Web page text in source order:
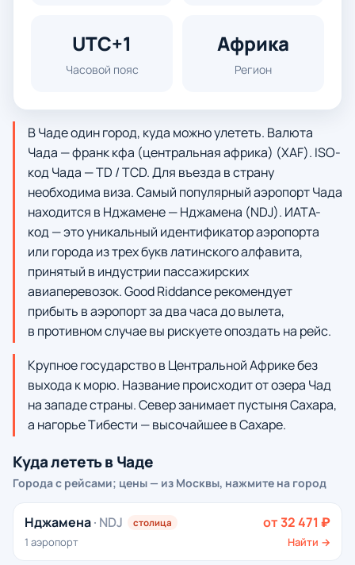
UTC+1
Часовой пояс
Африка
Регион
В Чаде один город, куда можно улететь. Валюта
Чада — франк кфа (центральная африка) (XAF). ISO-
код Чада — TD / TCD. Для въезда в страну
необходима виза. Самый популярный аэропорт Чада
находится в Нджамене — Нджамена (NDJ). ИАТА-
код — это уникальный идентификатор аэропорта
или города из трех букв латинского алфавита,
принятый в индустрии пассажирских
авиаперевозок. Good Riddance рекомендует
прибыть в аэропорт за два часа до вылета,
в противном случае вы рискуете опоздать на рейс.
Крупное государство в Центральной Африке без
выхода к морю. Название происходит от озера Чад
на западе страны. Север занимает пустыня Сахара,
а нагорье Тибести — высочайшее в Сахаре.
Куда лететь в Чаде
Города с рейсами; цены — из Москвы, нажмите на город
Нджамена· NDJ столица
1 аэропорт
от 32 471 ₽
Найти →